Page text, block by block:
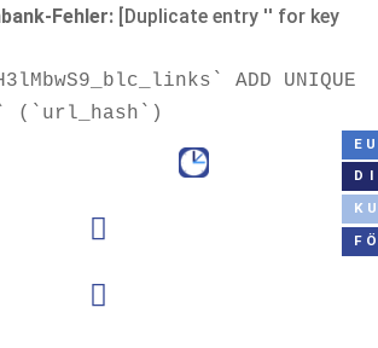
Fehler: [Duplicate entry '' for key
ADD UNIQUE
(`url_hash`)

